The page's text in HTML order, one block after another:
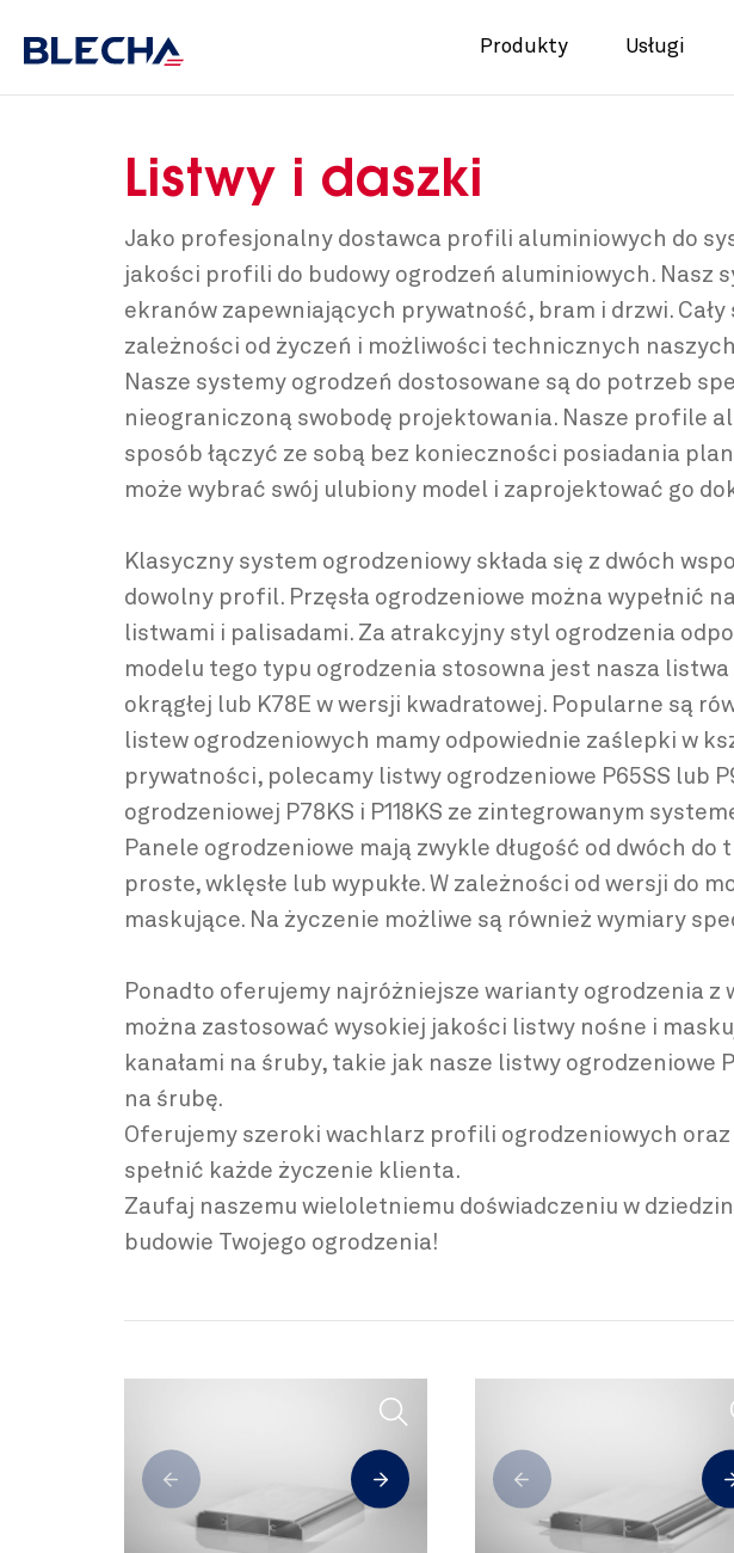
Produkty Usługi
Listwy i daszki
Jako profesjonalny dostawca profili aluminiowych do
jakości profili do budowy ogrodzeń aluminiowych. Nasz
ekranów zapewniających prywatność, bram i drzwi.
zależności od życzeń i możliwości technicznych
Nasze systemy ogrodzeń dostosowane są do potrzeb
nieograniczoną swobodę projektowania. Nasze profile
sposób łączyć ze sobą bez konieczności posiadania
może wybrać swój ulubiony model i zaprojektować go
Klasyczny system ogrodzeniowy składa się z dwóch
dowolny profil. Przęsła ogrodzeniowe można
listwami i palisadami. Za atrakcyjny styl ogrodzenia
modelu tego typu ogrodzenia stosowna jest nasza
okrągłej lub K78E w wersji kwadratowej. Popularne są
listew ogrodzeniowych mamy odpowiednie zaślepki w
prywatności, polecamy listwy ogrodzeniowe P65SS lub
ogrodzeniowej P78KS i P118KS ze zintegrowanym
Panele ogrodzeniowe mają zwykle długość od dwóch do
proste, wklęsłe lub wypukłe. W zależności od wersji do
maskujące. Na życzenie możliwe są również wymiary
Ponadto oferujemy najróżniejsze warianty ogrodzenia z
można zastosować wysokiej jakości listwy nośne i
kanałami na śruby, takie jak nasze listwy ogrodzeniowe
na śrubę.
Oferujemy szeroki wachlarz profili ogrodzeniowych
spełnić każde życzenie klienta.
Zaufaj naszemu wieloletniemu doświadczeniu w
budowie Twojego ogrodzenia!